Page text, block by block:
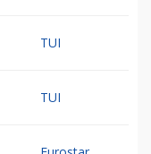
TUI
TUI